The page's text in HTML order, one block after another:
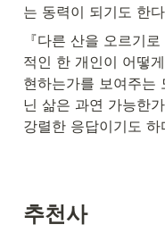
는 동력이 되기도 한
『다른 산을 오르기
적인 한 개인이 어떻
현하는가를 보여주는
닌 삶은 과연 가능한
강렬한 응답이기도 하
추천사